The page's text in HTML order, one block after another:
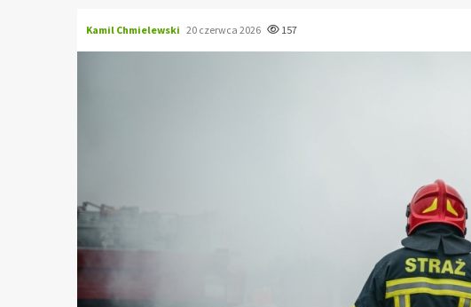
Kamil Chmielewski 20 czerwca 2026 157